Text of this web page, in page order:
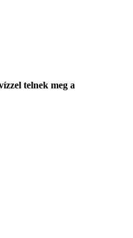
telnek meg a